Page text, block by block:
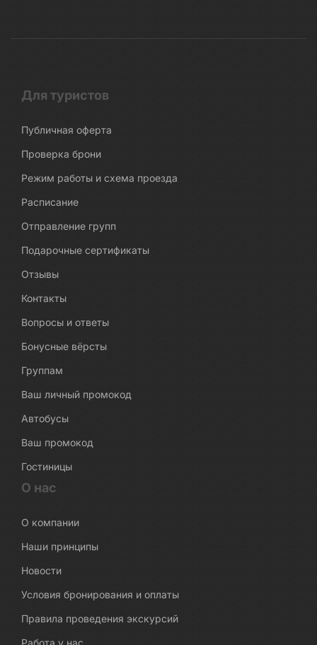
Для туристов
Публичная оферта
Проверка брони
Режим работы и схема проезда
Расписание
Отправление групп
Подарочные сертификаты
Отзывы
Контакты
Вопросы и ответы
Бонусные вёрсты
Группам
Ваш личный промокод
Автобусы
Ваш промокод
Гостиницы
О нас
О компании
Наши принципы
Новости
Условия бронирования и оплаты
Правила проведения экскурсий
Работа у нас